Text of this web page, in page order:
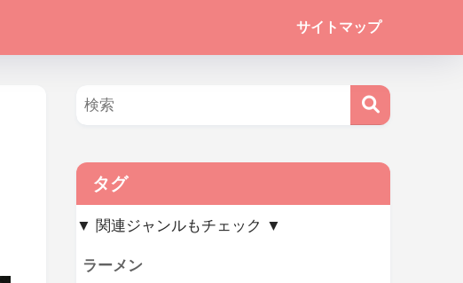
サイトマップ
タグ
▼ 関連ジャンルもチェック ▼
ラーメン